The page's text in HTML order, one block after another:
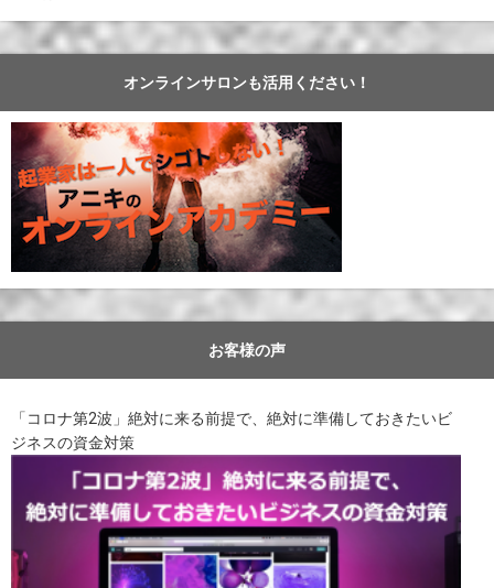
オンラインサロンも活用ください！
お客様の声
「コロナ第2波」絶対に来る前提で、絶対に準備しておきたいビ
ジネスの資金対策